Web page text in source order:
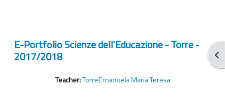
打
E-Portfolio Scienze dell'Educazione - Torre -
2017/2018
Teacher:TorreEmanuela Maria Teresa